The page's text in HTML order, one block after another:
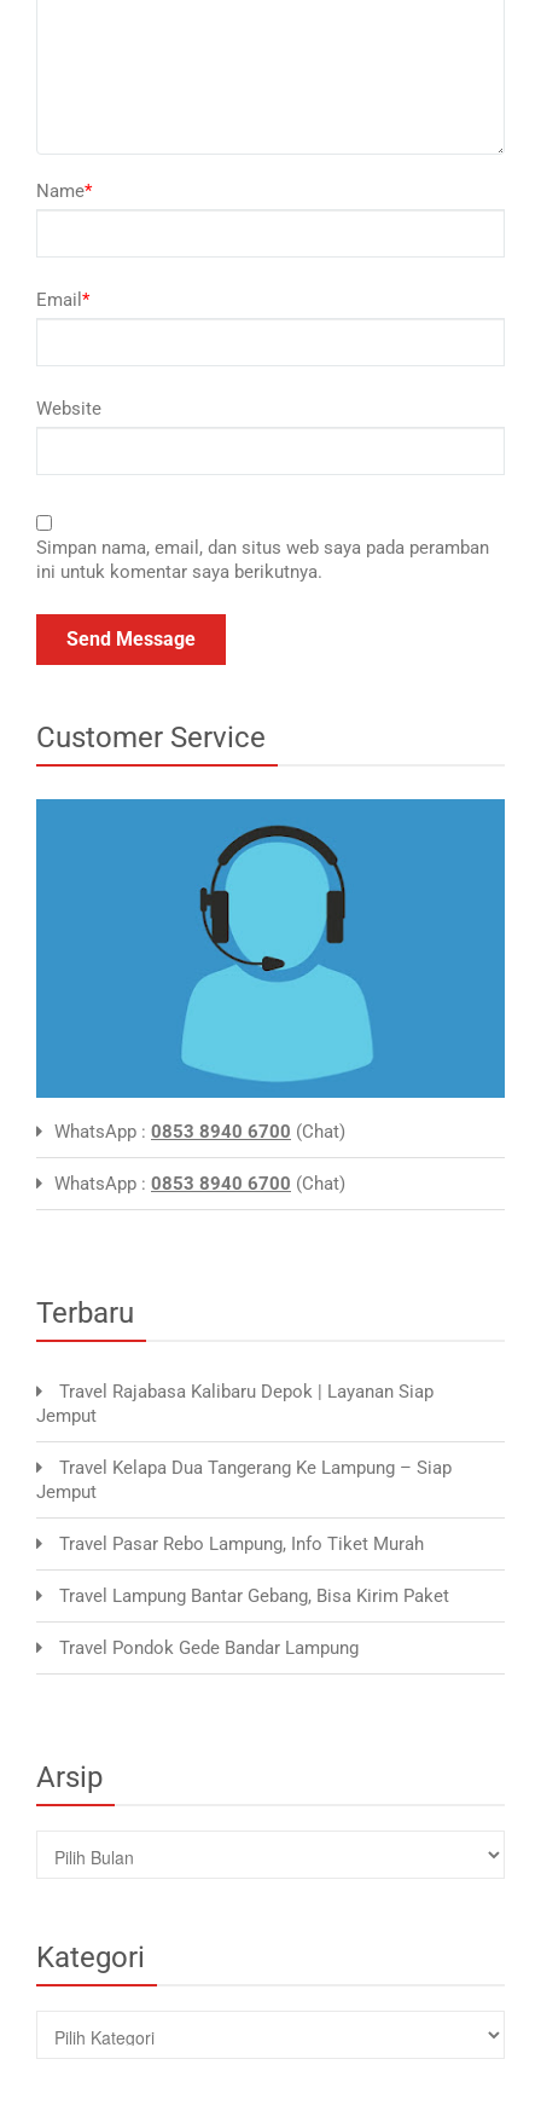
Name*
Email *
Website
Simpan nama, email, dan situs web saya pada peramban
ini untuk komentar saya berikutnya.
Customer Service
WhatsApp : 0853 8940 6700 (Chat)
WhatsApp : 0853 8940 6700 (Chat)
Terbaru
Travel Rajabasa Kalibaru Depok | Layanan Siap
Jemput
Travel Kelapa Dua Tangerang Ke Lampung – Siap
Jemput
Travel Pasar Rebo Lampung, Info Tiket Murah
Travel Lampung Bantar Gebang, Bisa Kirim Paket
Travel Pondok Gede Bandar Lampung
Arsip
Kategori